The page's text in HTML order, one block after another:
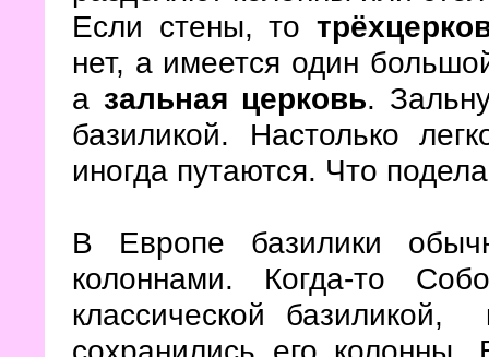
Если стены, то
нет, а имеется один
а зальная церковь.
базиликой. Настолько
иногда путаются. Что
В Европе базилики
колоннами. Когда-то
классической